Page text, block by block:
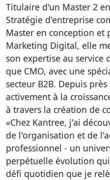
Titulaire d'un Master 2
Stratégie d'entreprise
Master en conception et
Marketing Digital, elle
son expertise au service
que CMO, avec une
secteur B2B. Depuis
activement à la
à travers la création de
«Chez Kantree, j'ai
de l'organisation et de
professionnel - un
perpétuelle évolution
défi quotidien que je